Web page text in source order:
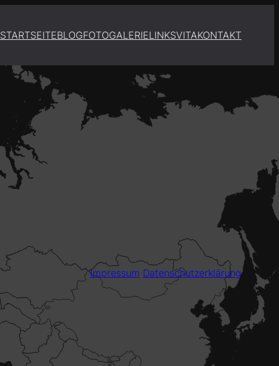
STARTSEITEBLOGFOTOGALERIELINKSVITAKONTAKT
Impressum Datenschutzerklärung